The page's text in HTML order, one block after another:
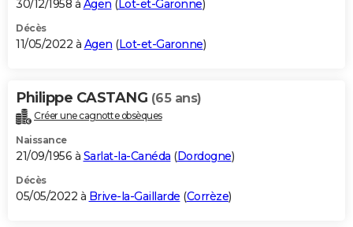
30/12/1958 à Agen ( Lot-et-Garonne)
Décès
11/05/2022 à Agen (Lot-et-Garonne)
Philippe CASTANG (65 ans)
Créer une cagnotte obsèques
Naissance
21/09/1956 à Sarlat-la-Canéda (Dordogne)
Décès
05/05/2022 à Brive-la-Gaillarde (Corrèze)